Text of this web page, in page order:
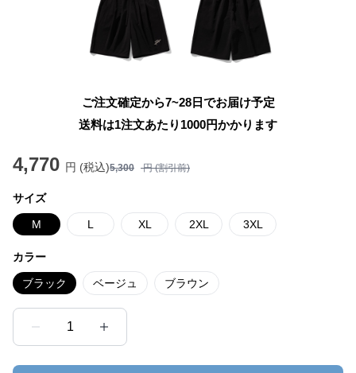
ご注文確定から7~28日でお届け予定
送料は1注文あたり 1000円かかります
4,770 円 (税込)5,300 円 (割引前)
サイズ
M L XL 2XL 3XL
カラー
ブラック ベージュ ブラウン
1